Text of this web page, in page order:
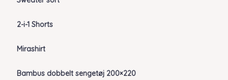
2-i-1 Shorts
Mirashirt
Bambus dobbelt sengetøj 200×220